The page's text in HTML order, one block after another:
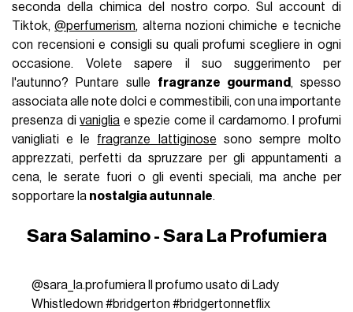
seconda della chimica del nostro corpo. Sul account di
Tiktok,@perfumerism, alterna nozioni chimiche e tecniche
con recensioni e consigli su quali profumi scegliere in ogni
occasione. Volete sapere il suo suggerimento per
l'autunno? Puntare sulle fragranze gourmand, spesso
associata alle note dolci e commestibili, con una importante
presenza divaniglia e spezie come il cardamomo. I profumi
vanigliati e le fragranze lattiginose sono sempre molto
apprezzati, perfetti da spruzzare per gli appuntamenti a
cena, le serate fuori o gli eventi speciali, ma anche per
sopportare la nostalgia autunnale.
Sara Salamino - Sara La Profumiera
@sara_la.profumieraIl profumo usato di Lady
Whistledown #bridgerton #bridgertonnetflix